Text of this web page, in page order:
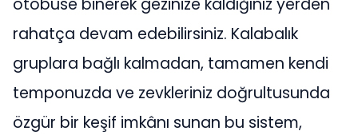
otobüse binerek gezinize kaldığınız yerden
rahatça devam edebilirsiniz. Kalabalık
gruplara bağlı kalmadan, tamamen kendi
temponuzda ve zevkleriniz doğrultusunda
özgür bir keşif imkânı sunan bu sistem,